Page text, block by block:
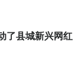
了县城新兴网红